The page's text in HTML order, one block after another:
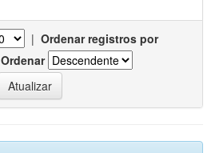
| Ordenar registros por
Ordenar